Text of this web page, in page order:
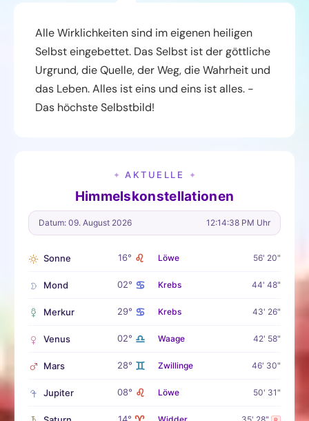
Alle Wirklichkeiten sind im eigenen heiligen
Selbst eingebettet. Das Selbst ist der göttliche
Urgrund, die Quelle, der Weg, die Wahrheit und
das Leben. Alles ist eins und eins ist alles. -
Das höchste Selbstbild!
✦ AKTUELLE ✦
Himmelskonstellationen
Datum: 09. August 2026 12:14:39 PM Uhr
Sonne 16° ♌ Löwe 56' 20"
Mond 02° ♋ Krebs 44' 48"
Merkur 29° ♋ Krebs 43' 26"
Venus 02° ♎ Waage 42' 58"
Mars 28° ♊ Zwillinge 46' 30"
Jupiter 08° ♌ Löwe 50' 31"
14°